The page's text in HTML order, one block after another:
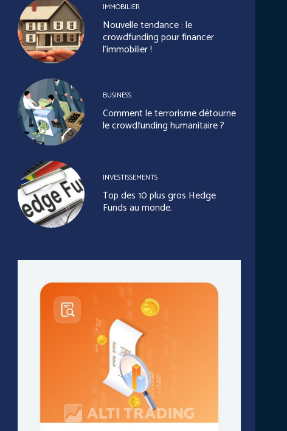
IMMOBILIER
Nouvelle tendance : le
crowdfunding pour financer
l’immobilier !
BUSINESS
Comment le terrorisme détourne
le crowdfunding humanitaire ?
INVESTISSEMENTS
Top des 10 plus gros Hedge
Funds au monde.